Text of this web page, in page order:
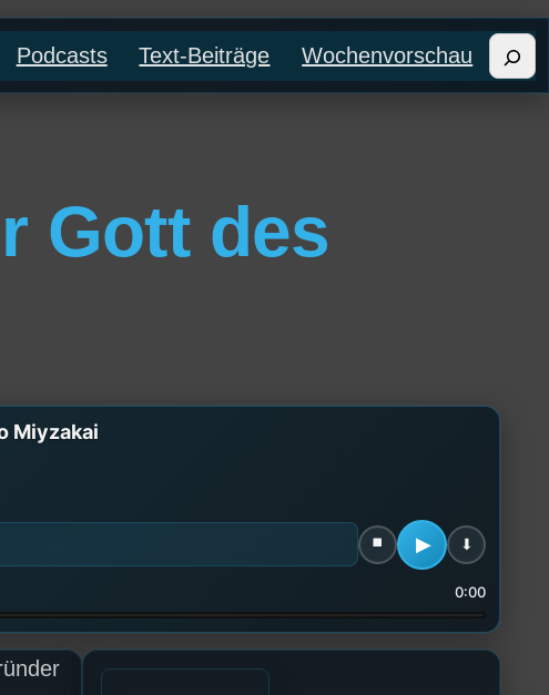
Podcasts Text-Beiträge Wochenvorschau
Gott des
Miyzakai
0:00